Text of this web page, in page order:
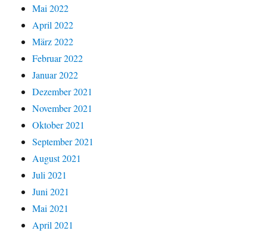
Mai 2022
April 2022
März 2022
Februar 2022
Januar 2022
Dezember 2021
November 2021
Oktober 2021
September 2021
August 2021
Juli 2021
Juni 2021
Mai 2021
April 2021